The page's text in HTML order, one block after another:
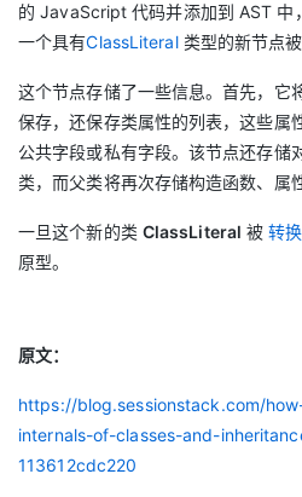
的 JavaScript 代码并添加到 AST 中
一个具有ClassLiteral类型的新节点被
这个节点存储了一些信息。首先，它
保存，还保存类属性的列表，这些属
公共字段或私有字段。该节点还存储
类，而父类将再次存储构造函数、属
一旦这个新的类 ClassLiteral 被转
原型。
原文：
https://blog.sessionstack.com/
internals-of-classes-and-
113612cdc220